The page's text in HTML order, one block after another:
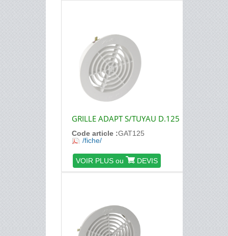
GRILLE ADAPT S/TUYAU D.125
Code article :GAT125
/fiche/
VOIR PLUS ou DEVIS